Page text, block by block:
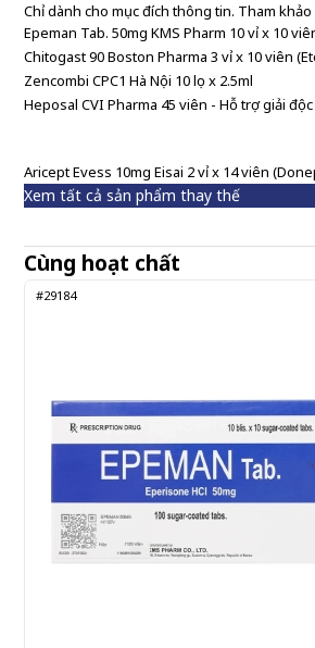
Chỉ dành cho mục đích thông tin. Tham
Epeman Tab. 50mg KMS Pharm 10 vỉ x 10
Chitogast 90 Boston Pharma 3 vỉ x 10 viên
Zencombi CPC1 Hà Nội 10 lọ x 2.5ml
Heposal CVI Pharma 45 viên - Hỗ trợ giải
Aricept Evess 10mg Eisai 2 vỉ x 14 viên
Xem tất cả sản phẩm thay thế
Cùng hoạt chất
#29184